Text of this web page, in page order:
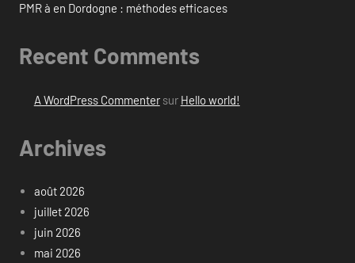
PMR à en Dordogne : méthodes efficaces
Recent Comments
A WordPress Commentersur Hello world!
Archives
août 2026
juillet 2026
juin 2026
mai 2026